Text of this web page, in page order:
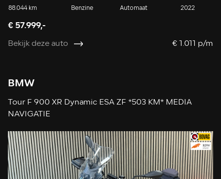
88.044 km Benzine Automaat 2022
€ 57.999,-
Bekijk deze auto € 1.011 p/m
BMW
Tour F 900 XR Dynamic ESA ZF *503 KM* MEDIA
NAVIGATIE